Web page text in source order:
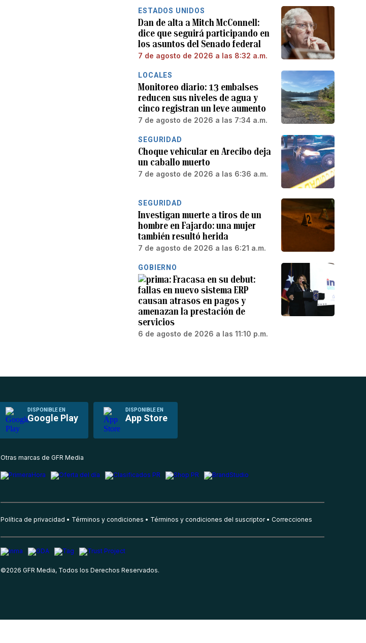
ESTADOS UNIDOS
Dan de alta a Mitch McConnell:
dice que seguirá participando en
los asuntos del Senado federal
7 de agosto de 2026 a las 8:32 a.m.
LOCALES
Monitoreo diario: 13 embalses
reducen sus niveles de agua y
cinco registran un leve aumento
7 de agosto de 2026 a las 7:34 a.m.
SEGURIDAD
Choque vehicular en Arecibo deja
un caballo muerto
7 de agosto de 2026 a las 6:36 a.m.
SEGURIDAD
Investigan muerte a tiros de un
hombre en Fajardo: una mujer
también resultó herida
7 de agosto de 2026 a las 6:21 a.m.
GOBIERNO
Fracasa en su debut:
fallas en nuevo sistema ERP
causan atrasos en pagos y
amenazan la prestación de
servicios
6 de agosto de 2026 a las 11:10 p.m.
DISPONIBLE EN
Google Play
DISPONIBLE EN
App Store
Otras marcas de GFR Media
Política de privacidad Términos y condiciones Términos y condiciones del suscriptor Correcciones
©2026 GFR Media, Todos los Derechos Reservados.